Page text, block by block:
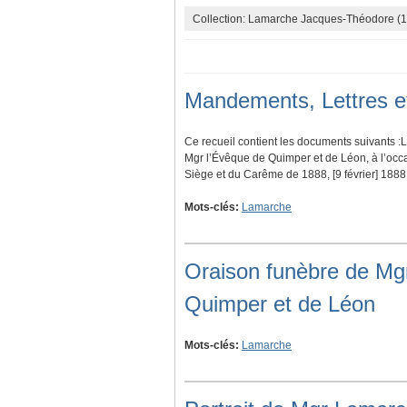
Collection: Lamarche Jacques-Théodore
Mandements, Lettres
Ce recueil contient les documents suivants
Mgr l’Évêque de Quimper et de Léon, à
Siège et du Carême de 1888, [9 février]
Mots-clés: Lamarche
Oraison funèbre de
Quimper et de Léon
Mots-clés: Lamarche